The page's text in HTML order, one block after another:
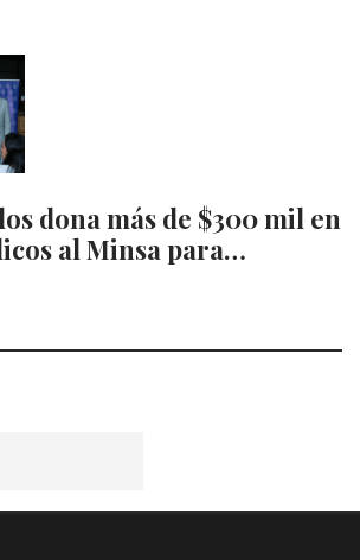
dona más de $300 mil en
al Minsa para…